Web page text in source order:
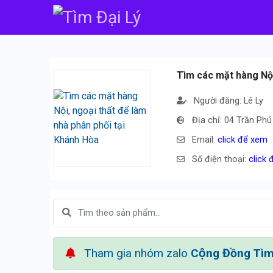
Tìm các mặt hàng
Người đăng: Lê Ly
Địa chỉ: 04 Trần
Email:click để xem
Số điện thoại:click
Tham gia nhóm zalo Cộng Đồng